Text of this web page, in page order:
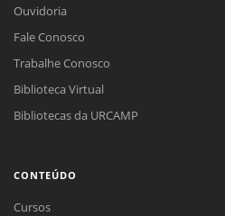
Ouvidoria
Fale Conosco
Trabalhe Conosco
Biblioteca Virtual
Bibliotecas da URCAMP
CONTEÚDO
Cursos